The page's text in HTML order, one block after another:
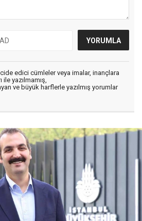
edici cümleler veya imalar, inançlara
ile yazılmamış,
ve büyük harflerle yazılmış yorumlar